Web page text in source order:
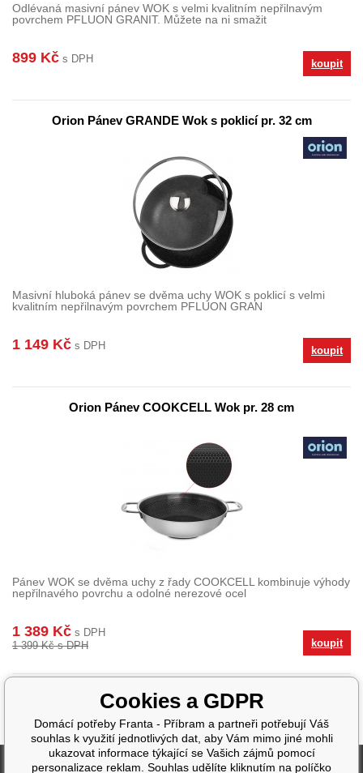
Odlévaná masivní pánev WOK s velmi kvalitním nepřilnavým
povrchem PFLUON GRANIT. Můžete na ni smažit
899 Kč s DPH koupit
Orion Pánev GRANDE Wok s poklicí pr. 32 cm
Masivní hluboká pánev se dvěma uchy WOK s poklicí s velmi
kvalitním nepřilnavým povrchem PFLUON GRAN
1 149 Kč s DPH koupit
Orion Pánev COOKCELL Wok pr. 28 cm
Pánev WOK se dvěma uchy z řady COOKCELL kombinuje výhody
nepřilnavého povrchu a odolné nerezové ocel
1 389 Kč s DPH
1 399 Kč s DPH
koupit
Fakturační údaje
Cookies a GDPR
Domácí potřeby Franta - Příbram a partneři potřebují Váš
souhlas k využití jednotlivých dat, aby Vám mimo jiné mohli
ukazovat informace týkající se Vašich zájmů pomocí
personalizace reklam. Souhlas udělíte kliknutím na políčko